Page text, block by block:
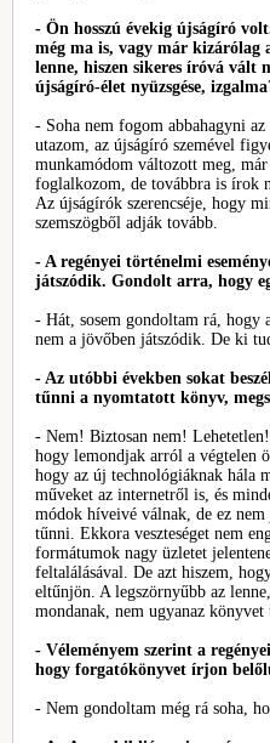
- Ön hosszú évekig újságíró
még ma is, vagy már kizárólag
lenne, hiszen sikeres íróvá vált
újságíró-élet nyüzsgése,
- Soha nem fogom abbahagyni
utazom, az újságíró szemével
munkamódom változott meg,
foglalkozom, de továbbra is írok
Az újságírók szerencséje, hogy
szemszögből adják tovább.
- A regényei történelmi
játszódik. Gondolt arra, hogy
- Hát, sosem gondoltam rá,
nem a jövőben játszódik. De ki
- Az utóbbi években sokat
tűnni a nyomtatott könyv,
- Nem! Biztosan nem!
hogy lemondjak arról a végtelen
hogy az új technológiáknak hála
műveket az internetről is, és
módok híveivé válnak, de ez
tűnni. Ekkora veszteséget nem
formátumok nagy üzletet
feltalálásával. De azt hiszem,
eltűnjön. A legszörnyűbb az
mondanak, nem ugyanaz
- Véleményem szerint a
hogy forgatókönyvet írjon
- Nem gondoltam még rá soha,